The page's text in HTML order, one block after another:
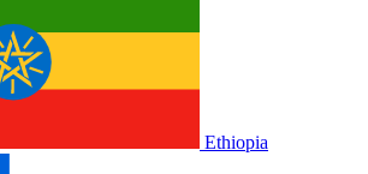
Ethiopia